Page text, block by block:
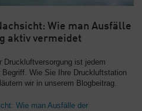
Wie man Ausfälle
aktiv vermeidet
Druckluftversorgung ist jedem
Wie Sie Ihre Druckluftstation
wir in unserem Blogbeitrag.
Wie man Ausfälle der